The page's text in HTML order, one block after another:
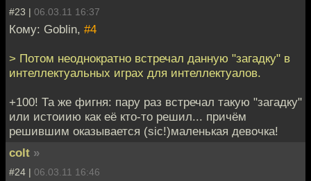
#23 | 06.03.11 16:37
Кому: Goblin, #4
> Потом неоднократно встречал данную "загадку" в
интеллектуальных играх для интеллектуалов.
+100! Та же фигня: пару раз встречал такую "загадку"
или истоиию как её кто-то решил... причём
решившим оказывается (sic!)маленькая девочка!
colt »
#24 | 06.03.11 16:46